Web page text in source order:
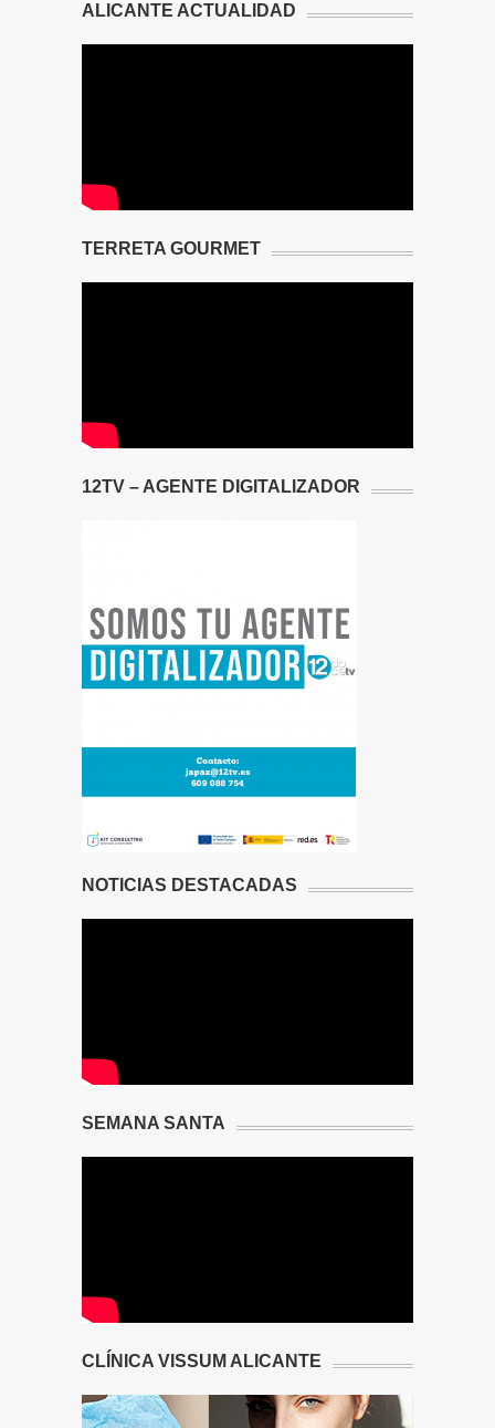
ALICANTE ACTUALIDAD
TERRETA GOURMET
12TV – AGENTE DIGITALIZADOR
NOTICIAS DESTACADAS
SEMANA SANTA
CLÍNICA VISSUM ALICANTE